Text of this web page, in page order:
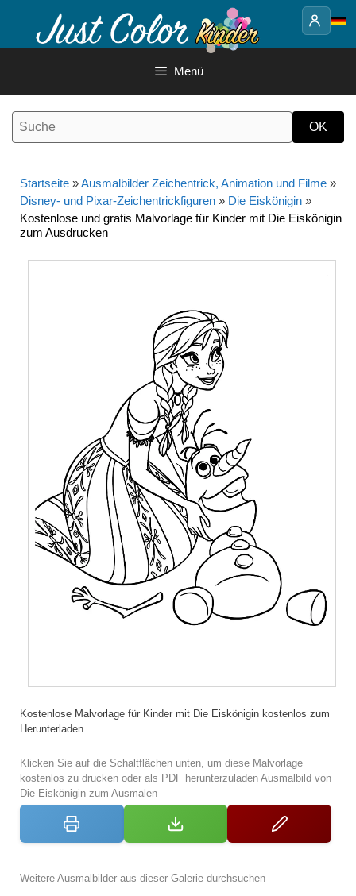
Inhalt
Menü
Startseite »Ausmalbilder Zeichentrick, Animation und Filme »
Disney- und Pixar-Zeichentrickfiguren » Die Eiskönigin »
Kostenlose und gratis Malvorlage für Kinder mit Die Eiskönigin
zum Ausdrucken
Kostenlose Malvorlage für Kinder mit Die Eiskönigin kostenlos zum
Herunterladen
Klicken Sie auf die Schaltflächen unten, um diese Malvorlage
kostenlos zu drucken oder als PDF herunterzuladen Ausmalbild von
Die Eiskönigin zum Ausmalen
Weitere Ausmalbilder aus dieser Galerie durchsuchen